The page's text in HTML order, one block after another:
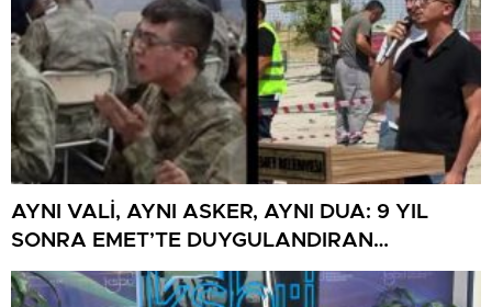
AYNI VALİ, AYNI ASKER, AYNI DUA: 9 YIL
SONRA EMET’TE DUYGULANDIRAN
BULUŞMA